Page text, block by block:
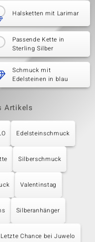
Halsketten mit Larimar
Passende Kette in
Sterling Silber
Schmuck mit
Edelsteinen in blau
Artikels
Edelsteinschmuck
Silberschmuck
Valentinstag
Silberanhänger
Letzte Chance bei Juwelo